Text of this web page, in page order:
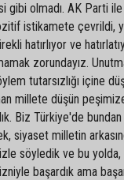
gibi olmadı. AK Parti
istikamete çevrildi,
hatırlıyor ve
zorundayız.
tutarsızlığı içine
millete düşün
Biz Türkiye'de
siyaset milletin
söyledik ve bu yolda,
başardık ama